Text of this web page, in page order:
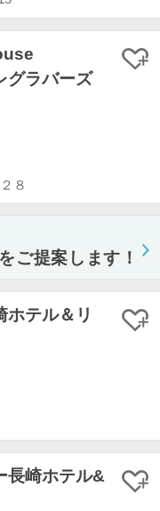
グラバーズ
８
ご提案します！
ホテル＆リ
長崎ホテル&